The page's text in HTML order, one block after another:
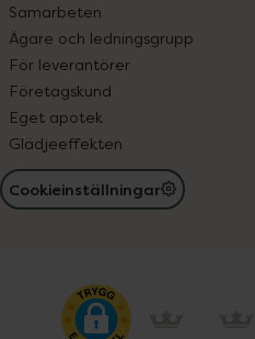
Samarbeten
Ägare och ledningsgrupp
För leverantörer
Företagskund
Eget apotek
Glädjeeffekten
Cookieinställningar